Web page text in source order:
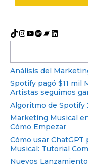
TikTok
Instagram
YouTube
Spotify
Bandcamp
LinkedIn
Análisis del
Spotify pagó $11 mil
Artistas seguimos
Algoritmo de Spotify
Marketing Musical
Cómo Empezar
Cómo usar
Musical: Tutorial
Nuevos